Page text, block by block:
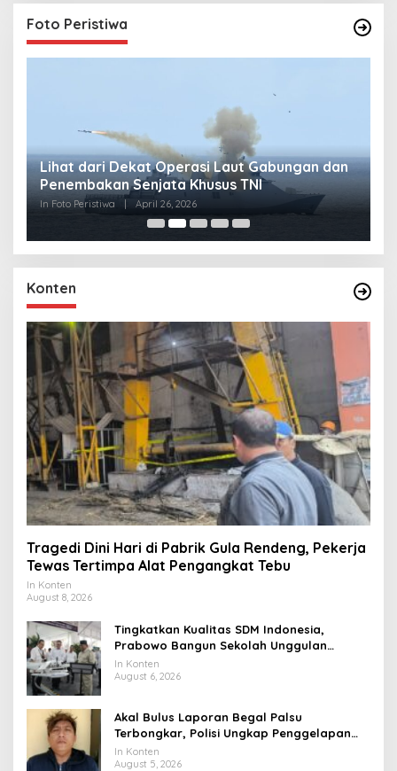
Foto Peristiwa
Lihat dari Dekat Operasi Laut Gabungan dan
Penembakan Senjata Khusus TNI
In Foto Peristiwa | April 26, 2026
Konten
Tragedi Dini Hari di Pabrik Gula Rendeng, Pekerja
Tewas Tertimpa Alat Pengangkat Tebu
In Konten
August 8, 2026
Tingkatkan Kualitas SDM Indonesia,
Prabowo Bangun Sekolah Unggulan
hingga Undang Universitas Terbaik Dunia
In Konten
August 6, 2026
Akal Bulus Laporan Begal Palsu
Terbongkar, Polisi Ungkap Penggelapan
Uang Perusahaan untuk Crypto
In Konten
August 5, 2026